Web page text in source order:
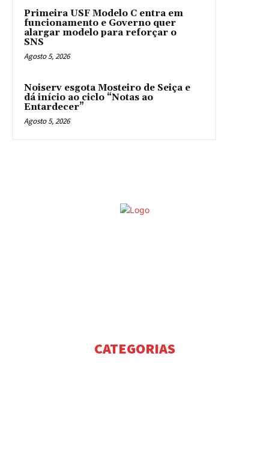
Primeira USF Modelo C entra em
funcionamento e Governo quer
alargar modelo para reforçar o
SNS
Agosto 5, 2026
Noiserv esgota Mosteiro de Seiça e
dá início ao ciclo “Notas ao
Entardecer”
Agosto 5, 2026
CATEGORIAS